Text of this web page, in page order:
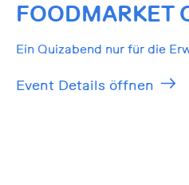
FOODMARKET
Ein Quizabend nur für die
Event Details öffnen